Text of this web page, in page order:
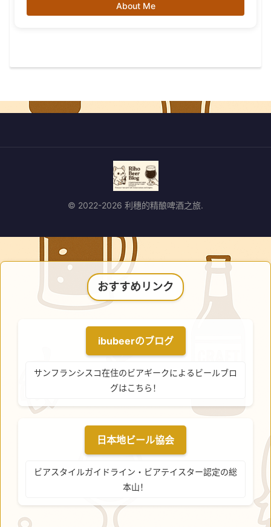
About Me
© 2022-2026 利穗的精酿啤酒之旅.
おすすめリンク
ibubeerのブログ
サンフランシスコ在住のビアギークによるビールブロ
グはこちら！
日本地ビール協会
ビアスタイルガイドライン・ビアテイスター認定の総
本山！